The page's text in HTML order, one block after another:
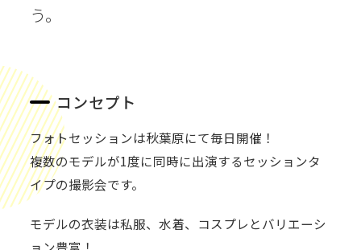
う。
コンセプト
フォトセッションは秋葉原にて毎日開催！
複数のモデルが1度に同時に出演するセッションタ
イプの撮影会です。
モデルの衣装は私服、水着、コスプレとバリエーシ